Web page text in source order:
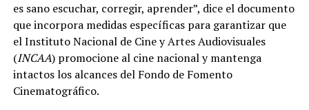
es sano escuchar, corregir, aprender”, dice el documento
que incorpora medidas específicas para garantizar que
el Instituto Nacional de Cine y Artes Audiovisuales
(INCAA) promocione al cine nacional y mantenga
intactos los alcances del Fondo de Fomento
Cinematográfico.